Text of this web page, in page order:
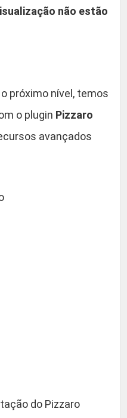
não estão
próximo nível, temos
o plugin Pizzaro
avançados
do Pizzaro